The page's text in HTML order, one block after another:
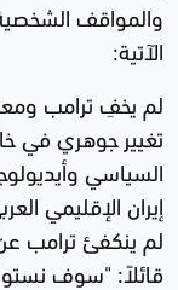
والمواقف
الآتية:
لم يخفِ ترامب
تغيير جوهري في
السياسي
إيران الإقليمي
لم ينكفئ ترامب
قائلاً: "سوف